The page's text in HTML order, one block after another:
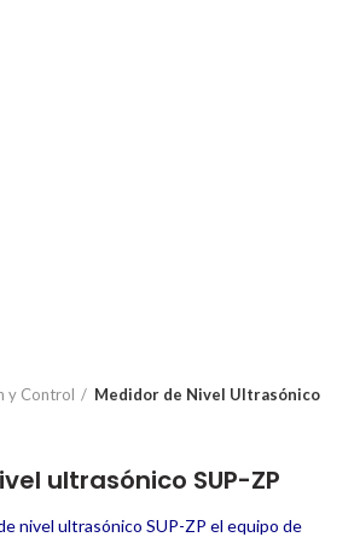
y Control Medidor de Nivel Ultrasónico
ultrasónico SUP-ZP
nivel ultrasónico SUP-ZP el equipo de